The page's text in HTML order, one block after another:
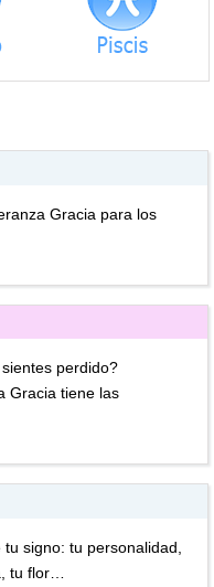
Gracia para los
perdido?
Gracia tiene las
signo: tu personalidad,
tu flor…